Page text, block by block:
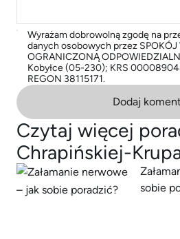
Wyrażam dobrowolną zgodę na
danych osobowych przez SPOKÓJ
OGRANICZONĄ
Kobyłce (05-230); KRS
REGON 38115171.
Dodaj
Czytaj więcej
Chrapińskiej-
sobie